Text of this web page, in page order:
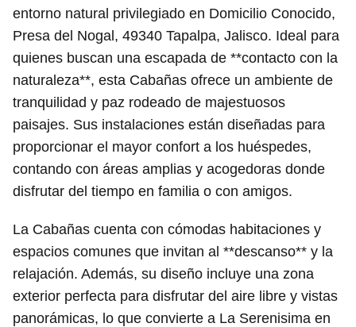
entorno natural privilegiado en Domicilio Conocido,
Presa del Nogal, 49340 Tapalpa, Jalisco. Ideal para
quienes buscan una escapada de **contacto con la
naturaleza**, esta Cabañas ofrece un ambiente de
tranquilidad y paz rodeado de majestuosos
paisajes. Sus instalaciones están diseñadas para
proporcionar el mayor confort a los huéspedes,
contando con áreas amplias y acogedoras donde
disfrutar del tiempo en familia o con amigos.
La Cabañas cuenta con cómodas habitaciones y
espacios comunes que invitan al **descanso** y la
relajación. Además, su diseño incluye una zona
exterior perfecta para disfrutar del aire libre y vistas
panorámicas, lo que convierte a La Serenisima en